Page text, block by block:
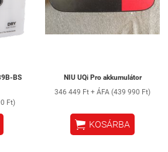
BS
Ft)
NIU UQi Pro akkumulátor
346 449 Ft + ÁFA (439 990 Ft)
 KOSÁRBA